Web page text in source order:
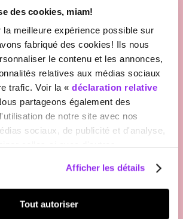
des cookies, miam!
la meilleure expérience possible sur
fabriqué des cookies! Ils nous
le contenu et les annonces,
relatives aux médias sociaux
trafic. Voir la « déclaration relative
partageons également des
de notre site avec nos
sociaux, de publicité et d'analyse,
votre utilisation de leurs services. Voir
à la protection des données».
Afficher les détails
Tout autoriser